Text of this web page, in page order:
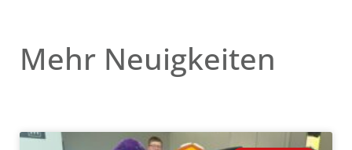
Mehr Neuigkeiten